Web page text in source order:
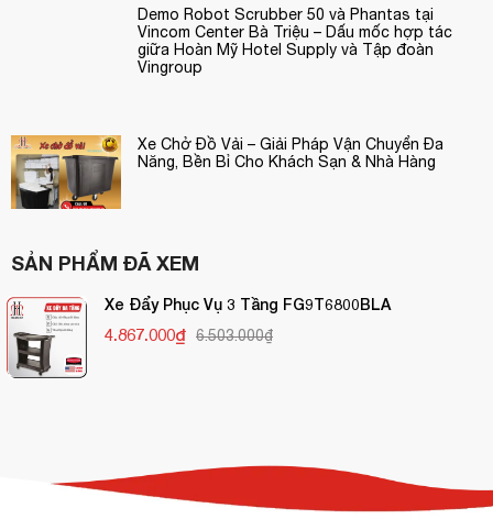
Demo Robot Scrubber 50 và Phantas tại
Vincom Center Bà Triệu – Dấu mốc hợp tác
giữa Hoàn Mỹ Hotel Supply và Tập đoàn
Vingroup
Xe Chở Đồ Vải – Giải Pháp Vận Chuyển Đa
Năng, Bền Bỉ Cho Khách Sạn & Nhà Hàng
SẢN PHẨM ĐÃ XEM
Xe Đẩy Phục Vụ 3 Tầng FG9T6800BLA
4.867.000₫ 6.503.000₫